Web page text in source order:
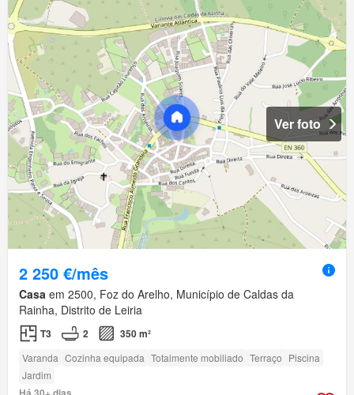
Ver foto
2 250 €/mês
Casa em 2500, Foz do Arelho, Município de Caldas da
Rainha, Distrito de Leiria
T3 2 350 m²
Varanda Cozinha equipada Totalmente mobiliado Terraço Piscina
Jardim